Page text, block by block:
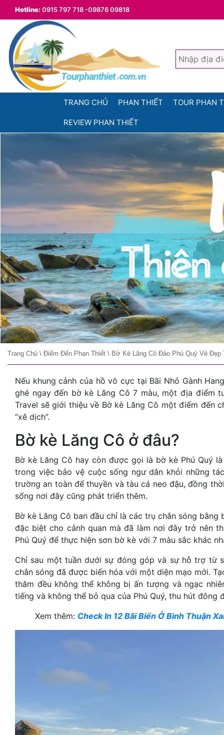
Hotline:0915 797 718 -09876 09818
TRANG CHỦ PHAN THIẾT TOUR PHAN
REVIEW PHAN THIẾT
Trang Chủ \ Điểm Đến Phan Thiết \ Bờ Kè Lăng Cô Đảo Phú Quý Vẻ Đẹp
Nếu khung cảnh của hồ vô cực tại Bãi Nhỏ Gành
ghé ngay đến bờ kè Lăng Cô 7 màu, một địa điểm
Travel sẽ giới thiệu về Bờ kè Lăng Cô một điếm đến
“xê dịch”.
Bờ kè Lăng Cô ở đâu?
Bờ kè Lăng Cô hay còn được gọi là bờ kè Phú Quý
trong việc bảo vệ cuộc sống ngư dân khỏi những
trường an toàn để thuyền và tàu cá neo đậu, đồng
sống nơi đây cũng phát triển thêm.
Bờ kè Lăng Cô ban đầu chỉ là các trụ chắn sóng
đặc biệt cho cảnh quan mà đã làm nơi đây trở nên
Phú Quý để thực hiện sơn bờ kè với 7 màu sắc khác
Chỉ sau một tuần dưới sự đóng góp và sự hỗ trợ từ
chắn sóng đã được biến hóa với một diện mạo mới.
thăm đều không thể không bị ấn tượng và ngạc
tiếng và không thể bỏ qua của Phú Quý, thu hút đông
Xem thêm: Check In 12 Bãi Biển Ở Bình Thuận